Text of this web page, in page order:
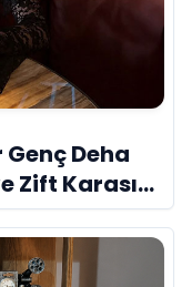
Deha
Zift Karası